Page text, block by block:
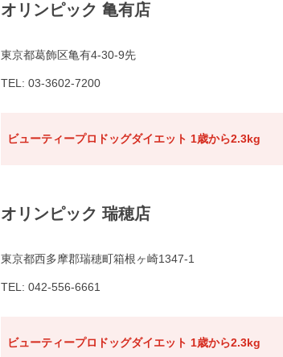
オリンピック 亀有店
東京都葛飾区亀有4-30-9先
TEL: 03-3602-7200
ビューティープロドッグダイエット 1歳から2.3kg
オリンピック 瑞穂店
東京都西多摩郡瑞穂町箱根ヶ崎1347-1
TEL: 042-556-6661
ビューティープロドッグダイエット 1歳から2.3kg